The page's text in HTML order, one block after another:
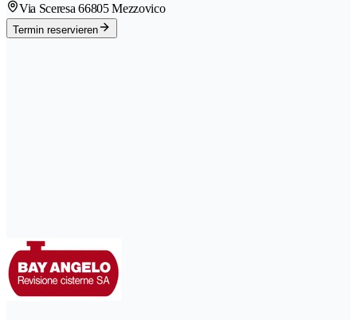
Via Sceresa 66805 Mezzovico
Termin reservieren